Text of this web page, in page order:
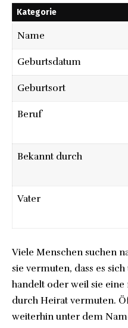
Kategorie
Name
Geburtsdatum
Geburtsort
Beruf
Bekannt durch
Vater
Viele Menschen suchen
sie vermuten, dass es
handelt oder weil sie
durch Heirat vermuten.
weiterhin unter dem